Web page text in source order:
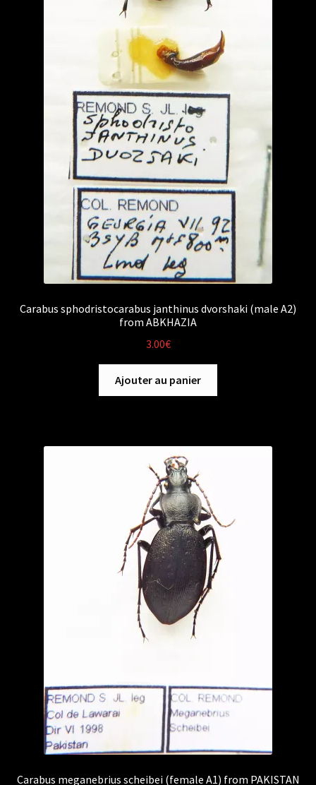
Carabus sphodristocarabus janthinus dvorshaki (male A2)
from ABKHAZIA
3.00€
Ajouter au panier
Carabus meganebrius scheibei (female A1) from PAKISTAN